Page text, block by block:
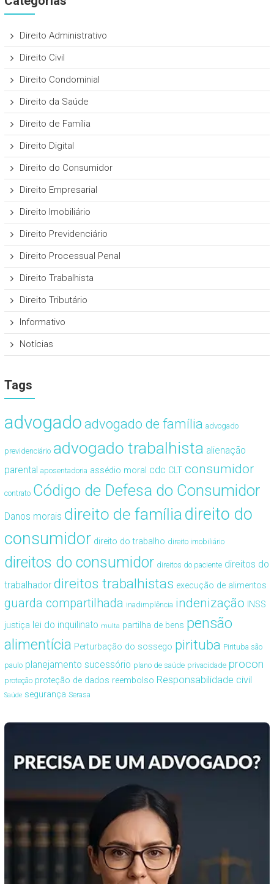
Direito Administrativo
Direito Civil
Direito Condominial
Direito da Saúde
Direito de Família
Direito Digital
Direito do Consumidor
Direito Empresarial
Direito Imobiliário
Direito Previdenciário
Direito Processual Penal
Direito Trabalhista
Direito Tributário
Informativo
Notícias
Tags
advogado advogado de família advogado
previdenciário advogado trabalhista alienação
parental aposentadoria assédio moral cdc CLT consumidor
contrato Código de Defesa do Consumidor
Danos morais direito de famíliadireito do
consumidor direito do trabalho direito imobiliário
direitos do consumidor direitos do paciente direitos do
trabalhador direitos trabalhistas execução de alimentos
guarda compartilhada inadimplência indenização INSS
justiça lei do inquilinato multa partilha de bens pensão
alimentícia Perturbação do sossego pirituba Pirituba são
paulo planejamento sucessório plano de saúde privacidade procon
proteção proteção de dados reembolso Responsabilidade civil
Saúde segurança Serasa